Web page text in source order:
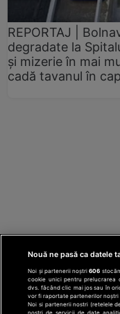
REPORTAJ |
degradate la
și mizerie în mai
cadă tavanul în
Nouă ne pasă ca datele
Noi și partenerii noștri606
cookie unici pentru prelucrarea
dvs. făcând clic mai jos sau în
vor fi raportate partenerilor noștri
Noi si partenerii nostri (retelele
nostri de servicii de date